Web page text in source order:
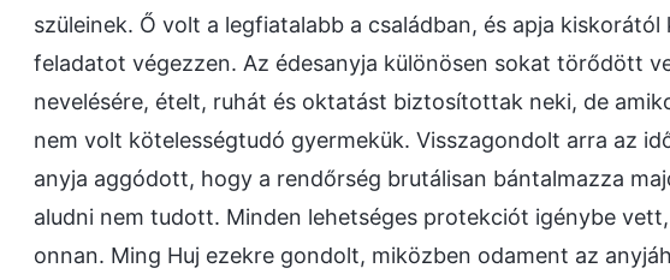
szüleinek. Ő volt a legfiatalabb a családban, és apja
feladatot végezzen. Az édesanyja különösen sokat törődött
nevelésére, ételt, ruhát és oktatást biztosítottak neki, de
nem volt kötelességtudó gyermekük. Visszagondolt arra az
anyja aggódott, hogy a rendőrség brutálisan bántalmazza
aludni nem tudott. Minden lehetséges protekciót igénybe
onnan. Ming Huj ezekre gondolt, miközben odament az